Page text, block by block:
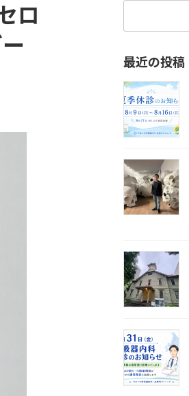
ロ
最近の投稿